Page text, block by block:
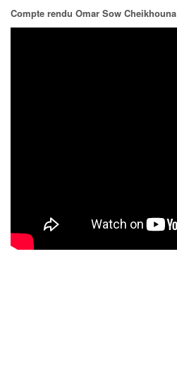
Compte rendu Omar Sow Cheikhouna